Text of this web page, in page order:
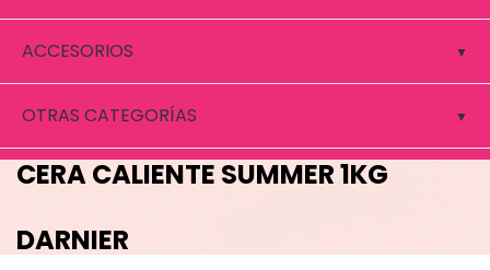
ACCESORIOS
OTRAS CATEGORÍAS
CERA CALIENTE SUMMER 1KG
DARNIER